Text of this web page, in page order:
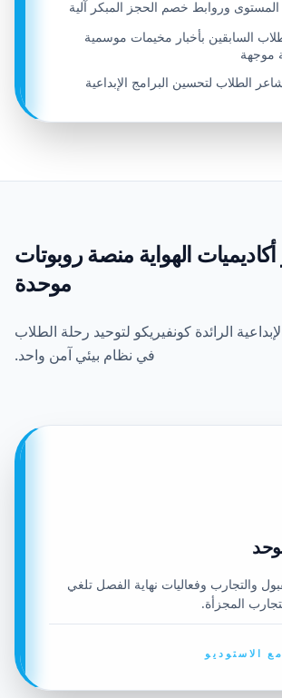
المستوى وروابط خصم الحجز المبكر آلية
السابقين بأخبار مخيمات موسمية
موجهة
الطلاب لتحسين البرامج الإبداعية
أكاديميات الهواية منصة روبوتات
موحدة
الرائدة كونفيريكو لتوحيد رحلة الطلاب
في نظام بيئي آمن واحد.
والتجارب وفعاليات نهاية الفصل تلغي
المجزأة.
الاستوديو